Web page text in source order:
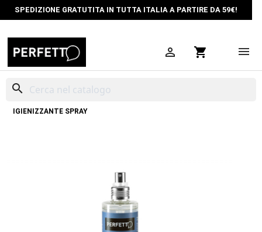
SPEDIZIONE GRATUTITA IN TUTTA ITALIA A PARTIRE DA 59€!
 shopping_cart
search
IGIENIZZANTE SPRAY